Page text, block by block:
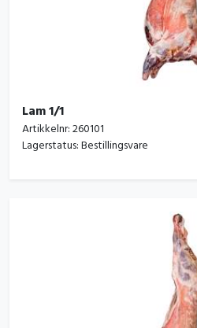
Lam 1/1
Artikkelnr:260101
Lagerstatus:Bestillingsvare